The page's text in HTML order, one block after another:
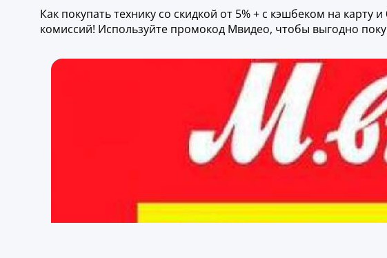
Как покупать технику со скидкой от 5% + c кэшбеком на
комиссий! Используйте промокод Мвидео, чтобы выгодно